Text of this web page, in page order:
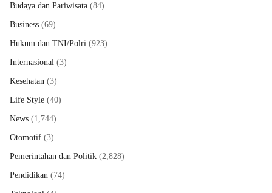
Budaya dan Pariwisata (84)
Business (69)
Hukum dan TNI/Polri (923)
Internasional (3)
Kesehatan (3)
Life Style (40)
News (1,744)
Otomotif (3)
Pemerintahan dan Politik (2,828)
Pendidikan (74)